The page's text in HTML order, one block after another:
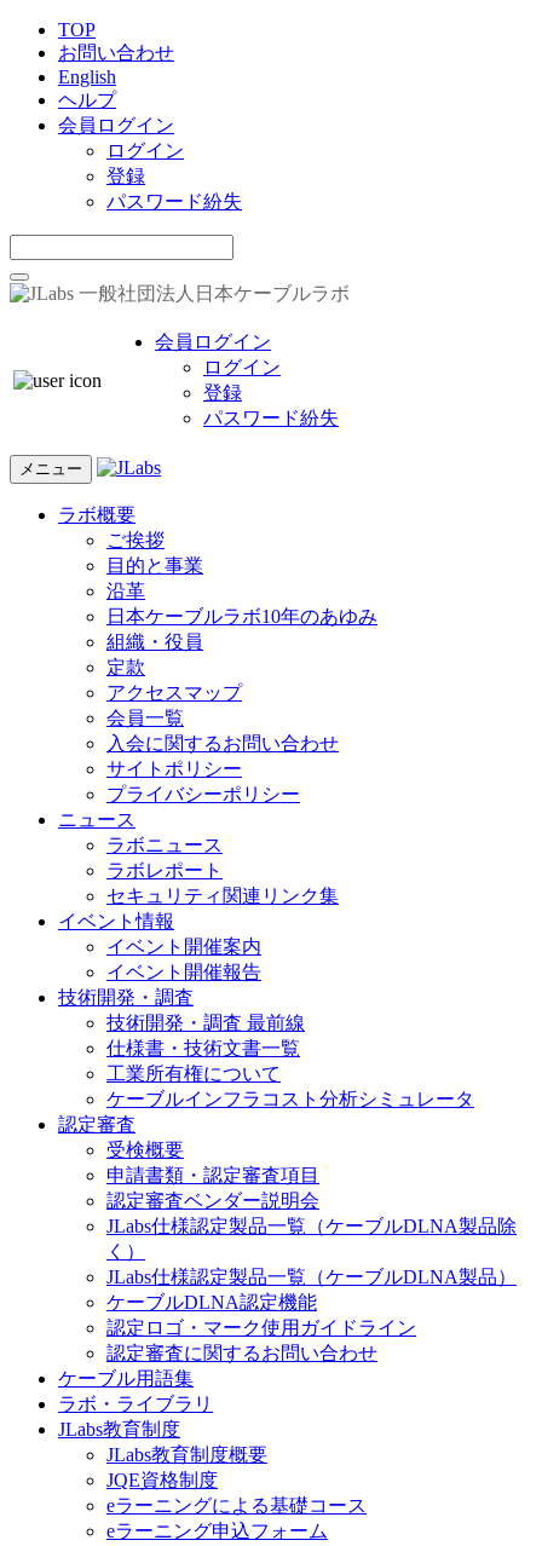
TOP
お問い合わせ
English
ヘルプ
会員ログイン
ログイン
登録
パスワード紛失
一般社団法人日本ケーブルラボ
会員ログイン
ログイン
登録
パスワード紛失
メニュー
ラボ概要
ご挨拶
目的と事業
沿革
日本ケーブルラボ10年のあゆみ
組織・役員
定款
アクセスマップ
会員一覧
入会に関するお問い合わせ
サイトポリシー
プライバシーポリシー
ニュース
ラボニュース
ラボレポート
セキュリティ関連リンク集
イベント情報
イベント開催案内
イベント開催報告
技術開発・調査
技術開発・調査 最前線
仕様書・技術文書一覧
工業所有権について
ケーブルインフラコスト分析シミュレータ
認定審査
受検概要
申請書類・認定審査項目
認定審査ベンダー説明会
JLabs仕様認定製品一覧（ケーブルDLNA製品除
く）
JLabs仕様認定製品一覧（ケーブルDLNA製品）
ケーブルDLNA認定機能
認定ロゴ・マーク使用ガイドライン
認定審査に関するお問い合わせ
ケーブル用語集
ラボ・ライブラリ
JLabs教育制度
JLabs教育制度概要
JQE資格制度
eラーニングによる基礎コース
eラーニング申込フォーム